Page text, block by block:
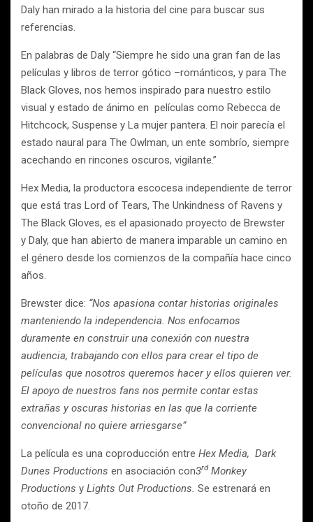
Daly han mirado a la historia del cine para buscar sus
referencias.
En palabras de Daly “Siempre he sido una gran fan de las
películas y libros de terror gótico –románticos, y para The
Black Gloves, nos hemos inspirado para nuestro estilo
visual y estado de ánimo en películas como Rebecca de
Hitchcock, Suspense y La mujer pantera. El noir parecía el
estado naural para The Owlman, un ente sombrío, siempre
acechando en rincones oscuros, vigilante.”
Hex Media, la productora escocesa independiente de terror
que está tras Lord of Tears, The Unkindness of Ravens y
The Black Gloves, es el apasionado proyecto de Brewster
y Daly, que han abierto de manera imparable un camino en
el género desde los comienzos de la compañía hace cinco
años.
Brewster dice: “Nos apasiona contar historias originales
manteniendo la independencia. Nos enfocamos
duramente en construir una conexión con nuestra
audiencia, trabajando con ellos para crear el tipo de
películas que nosotros queremos hacer y ellos quieren ver.
El apoyo de nuestros fans nos permite contar estas
extrañas y oscuras historias en las que la corriente
convencional no quiere arriesgarse”
La película es una coproducción entre Hex Media, Dark
Dunes Productions en asociación con3rd Monkey
Productions y Lights Out Productions. Se estrenará en
otoño de 2017.